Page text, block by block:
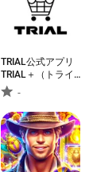
TRIAL公式アプリ
TRIAL＋（トライ
アルプラス）
-